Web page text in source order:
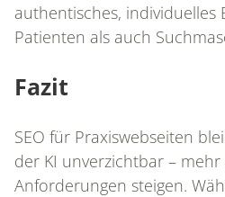
authentisches, individuelles
Patienten als auch
Fazit
SEO für Praxiswebseiten
der KI unverzichtbar – mehr
Anforderungen steigen.